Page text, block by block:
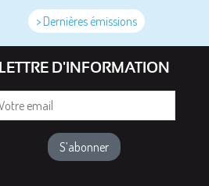
> Dernières émissions
LETTRE D'INFORMATION